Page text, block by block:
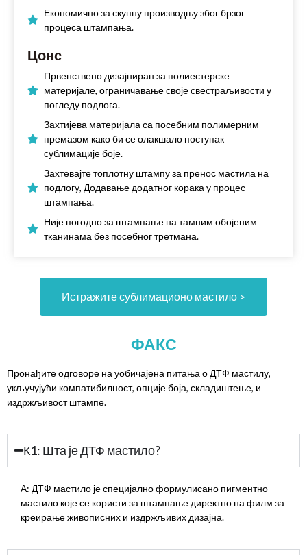
Економично за скупну производњу због брзог
процеса штампања.
Цонс
Првенствено дизајниран за полиестерске
материјале, ограничавање своје свестраљивости у
погледу подлога.
Захтијева материјала са посебним полимерним
премазом како би се олакшало поступак
сублимације боје.
Захтевајте топлотну штампу за пренос мастила на
подлогу, Додавање додатног корака у процес
штампања.
Није погодно за штампање на тамним обојеним
тканинама без посебног третмана.
Истражите сублимационо мастило >
ФАКС
Пронађите одговоре на уобичајена питања о ДТФ мастилу,
укључујући компатибилност, опције боја, складиштење, и
издржљивост штампе.
К1: Шта је ДТФ мастило?
А: ДТФ мастило је специјално формулисано пигментно
мастило које се користи за штампање директно на филм за
креирање живописних и издржљивих дизајна.